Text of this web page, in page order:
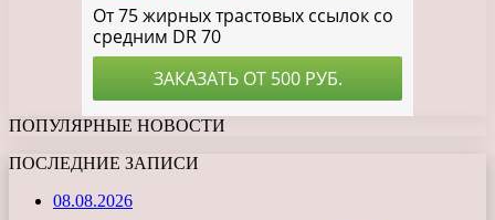
ПОПУЛЯРНЫЕ НОВОСТИ
ПОСЛЕДНИЕ ЗАПИСИ
08.08.2026